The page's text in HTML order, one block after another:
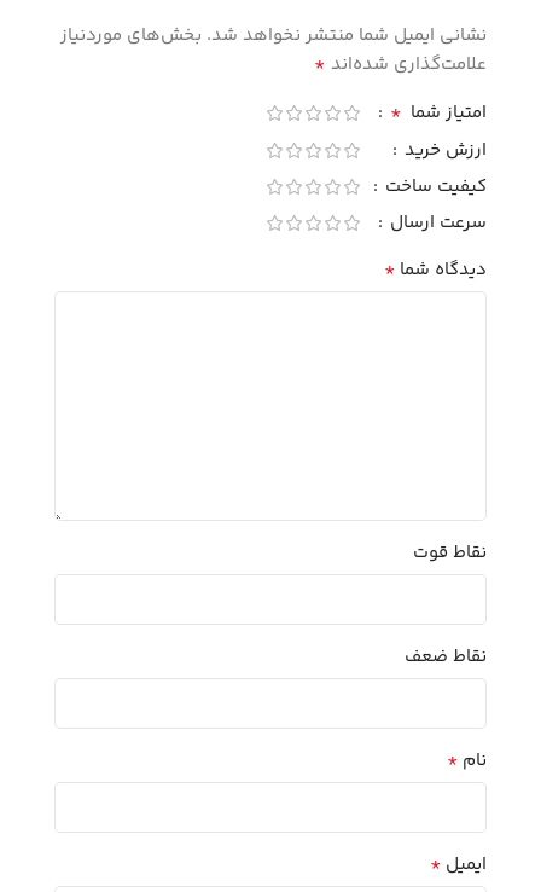
نشانی ایمیل شما منتشر نخواهد شد. بخش‌های موردنیاز
علامت‌گذاری شده‌اند *
امتیاز شما *
ارزش خرید
کیفیت ساخت
سرعت ارسال
دیدگاه شما *
نقاط قوت
نقاط ضعف
نام *
ایمیل *